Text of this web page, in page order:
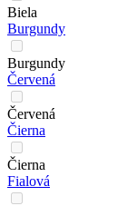
Biela
Burgundy
Burgundy
Červená
Červená
Čierna
Čierna
Fialová